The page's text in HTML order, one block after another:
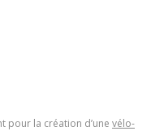
pour la création d’une vélo-